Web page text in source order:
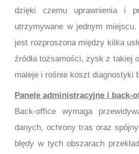
dzięki czemu uprawnienia i
utrzymywane w jednym
jest rozproszona między kilka
źródła tożsamości, zysk z takiej
maleje i rośnie koszt diagnostyki
Panele administracyjne i back-
Back-office wymaga
danych, ochrony tras oraz
błędy w tych obszarach